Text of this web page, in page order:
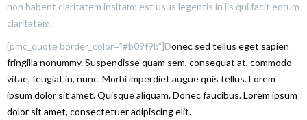
non habent claritatem insitam; est usus legentis in iis qui facit eorum
claritatem.
[pmc_quote border_color=”#b09f9b”]Donec sed tellus eget sapien
fringilla nonummy.Suspendisse quam sem, consequat at, commodo
vitae, feugiat in, nunc. Morbi imperdiet augue quis tellus. Lorem
ipsum dolor sit amet. Quisque aliquam. Donec faucibus.Lorem ipsum
dolor sit amet, consectetuer adipiscing elit.